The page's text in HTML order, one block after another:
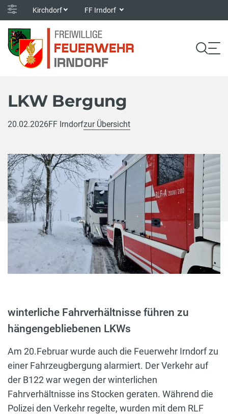
Kirchdorf FF Irndorf
LKW Bergung
20.02.2026FF Irndorfzur Übersicht
winterliche Fahrverhältnisse führen zu
hängengebliebenen LKWs
Am 20.Februar wurde auch die Feuerwehr Irndorf zu
einer Fahrzeugbergung alarmiert. Der Verkehr auf
der B122 war wegen der winterlichen
Fahrverhältnisse ins Stocken geraten. Während die
Polizei den Verkehr regelte, wurden mit dem RLF